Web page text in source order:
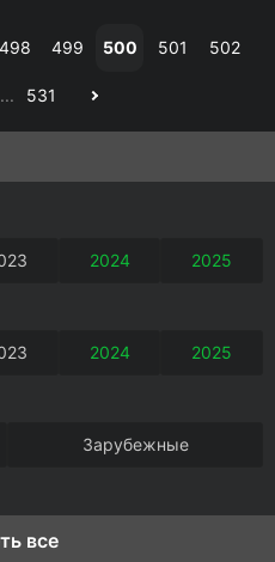
498 499 500 501 502
... 531
2024 2025
2024 2025
Зарубежные
все